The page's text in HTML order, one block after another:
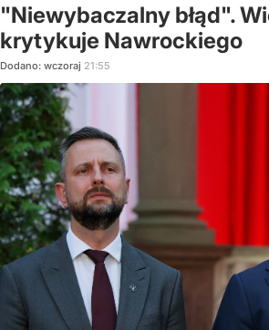
"Niewybaczalny błąd".
krytykuje Nawrockiego
Dodano: wczoraj 21:55